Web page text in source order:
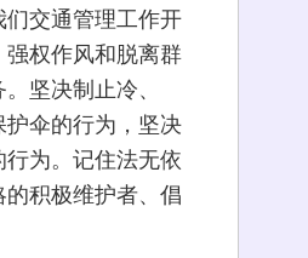
交通管理工作开
权作风和脱离群
坚决制止冷、
伞的行为，坚决
为。记住法无依
积极维护者、倡